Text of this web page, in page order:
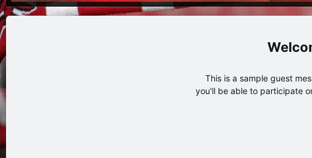
This is a sample guest
you'll be able to participate